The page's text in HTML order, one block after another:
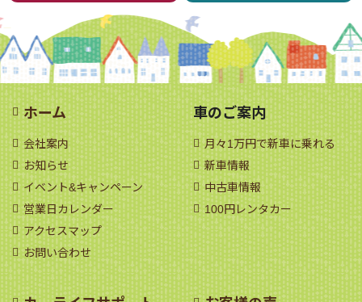
ホーム
会社案内
お知らせ
イベント&キャンペーン
営業日カレンダー
アクセスマップ
お問い合わせ
車のご案内
月々1万円で新車に乗れる
新車情報
中古車情報
100円レンタカー